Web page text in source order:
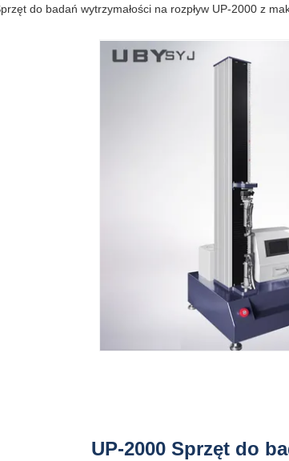
do badań wytrzymałości na rozpływ UP-2000 z
UP-2000 Sprzęt do